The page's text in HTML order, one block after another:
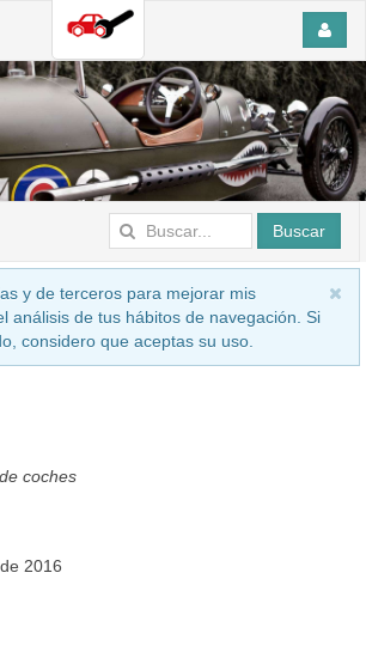
Buscar
y de terceros para mejorar mis
análisis de tus hábitos de navegación. Si
considero que aceptas su uso.
coches
2016